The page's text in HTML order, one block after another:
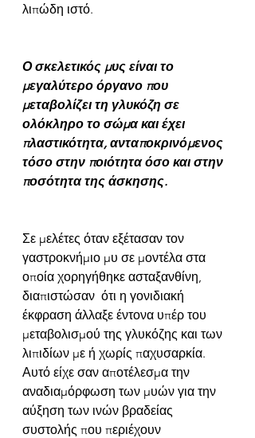
λιπώδη ιστό.
Ο σκελετικός μυς είναι το
μεγαλύτερο όργανο που
μεταβολίζει τη γλυκόζη σε
ολόκληρο το σώμα και έχει
πλαστικότητα, ανταποκρινόμενος
τόσο στην ποιότητα όσο και στην
ποσότητα της άσκησης.
Σε μελέτες όταν εξέτασαν τον
γαστροκνήμιο μυ σε μοντέλα στα
οποία χορηγήθηκε ασταξανθίνη,
διαπιστώσαν  ότι η γονιδιακή
έκφραση άλλαξε έντονα υπέρ του
μεταβολισμού της γλυκόζης και των
λιπιδίων με ή χωρίς παχυσαρκία.
Αυτό είχε σαν αποτέλεσμα την
αναδιαμόρφωση των μυών για την
αύξηση των ινών βραδείας
συστολής που περιέχουν